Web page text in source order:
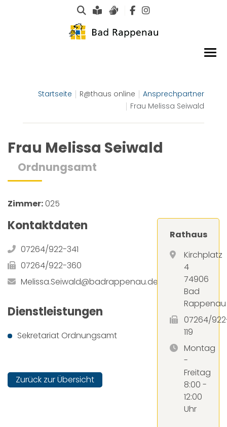
Suche
Leichte Sprache
Gebärdensprachen
Startseite R@thaus online
Ansprechpartner
Frau Melissa Seiwald
Frau Melissa Seiwald
Ordnungsamt
Zimmer:025
Kontaktdaten
07264/922-341
07264/922-360
Melissa.Seiwald@badrappenau.de
Dienstleistungen
Sekretariat Ordnungsamt
Zurück zur Übersicht
Rathaus
Kirchplatz
4
74906
Bad
Rappenau
07264/
119
Montag
-
Freitag
8:00 -
12:00
Uhr